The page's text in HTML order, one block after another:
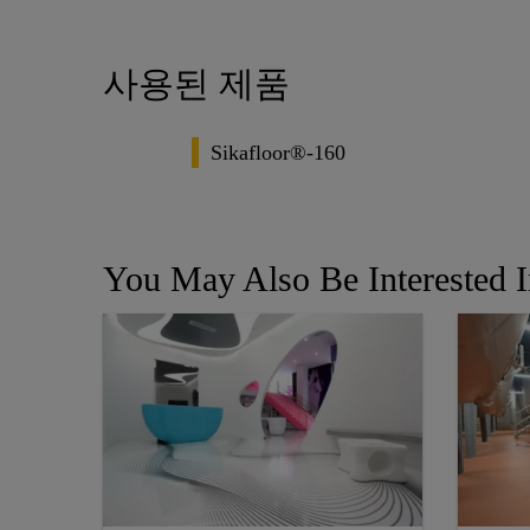
사용된 제품
Sikafloor®-160
You May Also Be Interested